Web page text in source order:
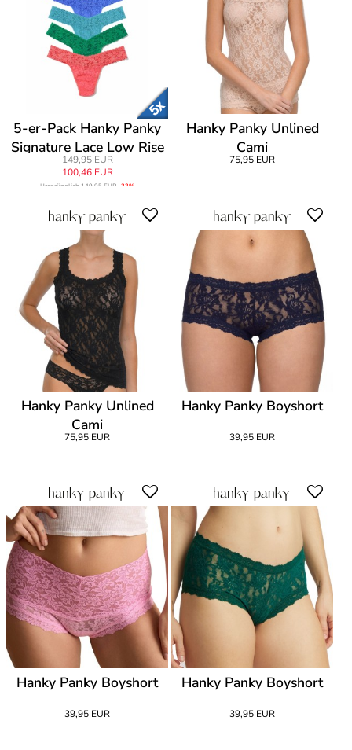
5-er-Pack Hanky Panky
Signature Lace Low Rise
Thong
149,95 EUR
100,46 EUR
Ursprünglich 149,95 EUR -33%
Hanky Panky Unlined
Cami
75,95 EUR
Hanky Panky Unlined
Cami
75,95 EUR
Hanky Panky Boyshort
39,95 EUR
Hanky Panky Boyshort
39,95 EUR
Hanky Panky Boyshort
39,95 EUR